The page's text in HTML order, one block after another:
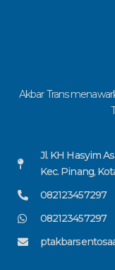
Akbar Trans
Jl. KH Hasyim
Kec. Pinang,
082123457297
082123457297